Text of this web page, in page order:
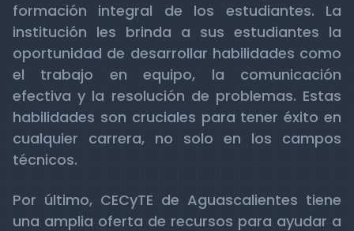
formación integral de los estudiantes. La
institución les brinda a sus estudiantes la
oportunidad de desarrollar habilidades como
el trabajo en equipo, la comunicación
efectiva y la resolución de problemas. Estas
habilidades son cruciales para tener éxito en
cualquier carrera, no solo en los campos
técnicos.
Por último, CECyTE de Aguascalientes tiene
una amplia oferta de recursos para ayudar a